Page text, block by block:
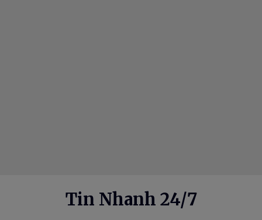
Tin Nhanh 24/7